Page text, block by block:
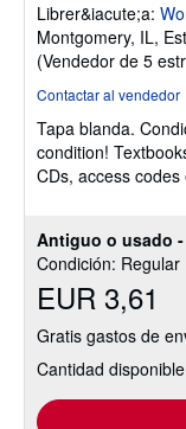
Antiguo o usado
Condición: Regular
EUR 3,61
Gratis gastos de
Cantidad
Librer&iacute;a:
Montgomery, IL,
(Vendedor de 5
Contactar al vendedor
Tapa blanda.
condition!
CDs, access codes